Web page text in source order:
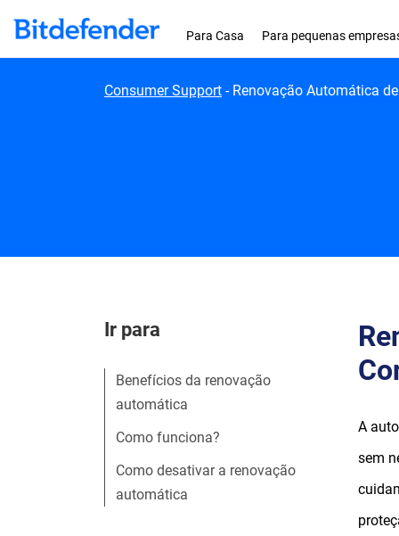
Skip to content
Para Casa Para pequenas
Consumer Support - Renovação Automática
Ir para
Benefícios da renovação
automática
Como funciona?
Como desativar a renovação
automática
A
sem